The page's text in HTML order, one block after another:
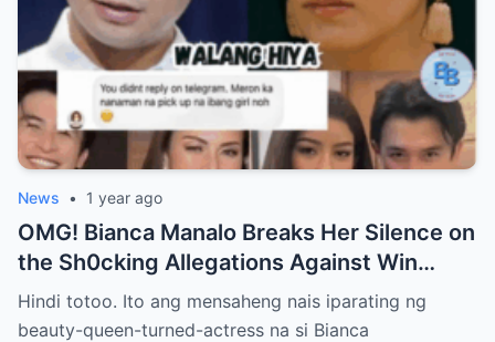
News • 1 year ago
OMG! Bianca Manalo Breaks Her Silence on
the Sh0cking Allegations Against Win
Gatchalian—What She Has to Say Will
Leave You Speechless!
Hindi totoo. Ito ang mensaheng nais iparating ng
beauty-queen-turned-actress na si Bianca